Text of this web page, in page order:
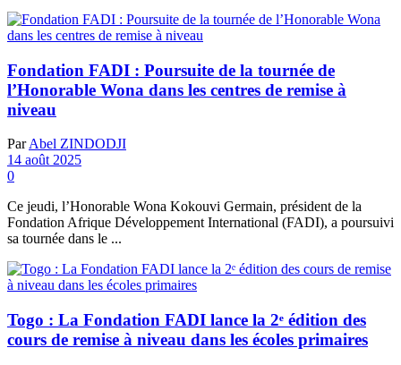
Fondation FADI : Poursuite de la tournée de
l’Honorable Wona dans les centres de remise à
niveau
Par Abel ZINDODJI
14 août 2025
0
Ce jeudi, l’Honorable Wona Kokouvi Germain, président de la
Fondation Afrique Développement International (FADI), a poursuivi
sa tournée dans le ...
Togo : La Fondation FADI lance la 2ᵉ édition des
cours de remise à niveau dans les écoles primaires